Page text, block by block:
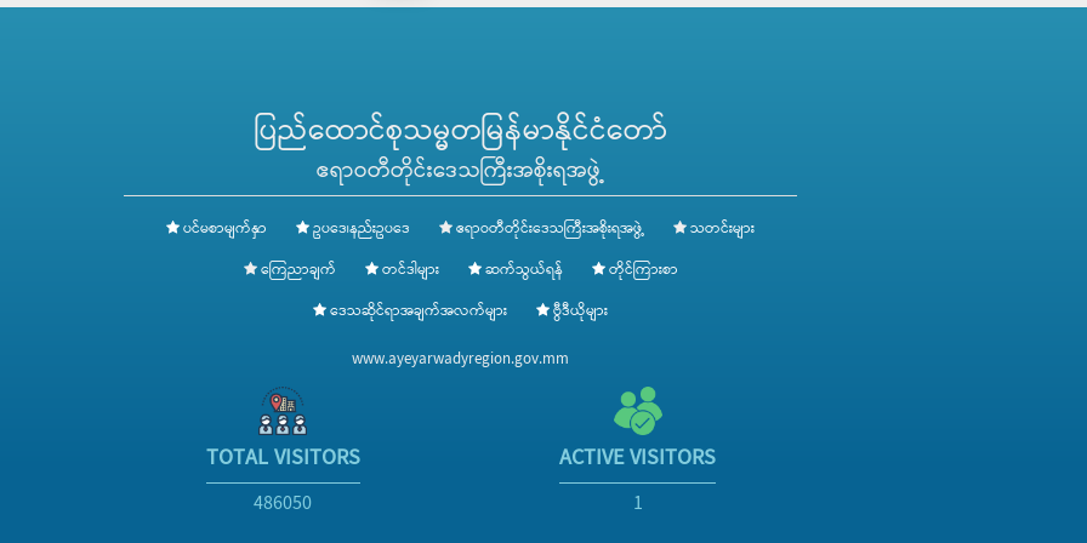
သစ်သီးဝလံစိုက်ခင်းနှင့် ဦးစံခင်၏ နို့စားနွားမွေးမြူရေးခြံတို့အား ကြည့်ရှု
ပြည်ထောင်စုသမ္မတမြန်မာနိုင်ငံတော်
ဧရာဝတီတိုင်းဒေသကြီးအစိုးရအဖွဲ့
ပင်မစာမျက်နှာ ဥပဒေ၊နည်းဥပဒေ ဧရာဝတီတိုင်းဒေသကြီးအစိုးရအဖွဲ့
သတင်းများ
ကြေညာချက်
တင်ဒါများ ဆက်သွယ်ရန်
တိုင်ကြားစာ
ဒေသဆိုင်ရာအချက်အလက်များ
ဗွီဒီယိုများ
www.ayeyarwadyregion.gov.mm
TOTAL VISITORS
486050
ACTIVE VISITORS
1